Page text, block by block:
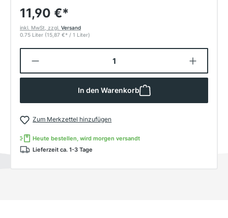
11,90 €*
inkl. MwSt, zzgl. Versand
0.75 Liter (15,87 €* / 1 Liter)
Produkt Anzahl: Gib den
In den Warenkorb
Zum Merkzettel hinzufügen
Heute bestellen, wird morgen versandt
Lieferzeit ca. 1-3 Tage